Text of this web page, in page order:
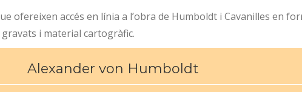
ofereixen accés en línia a l’obra de Humboldt i Cavanilles en
i material cartogràfic.
Alexander von Humboldt